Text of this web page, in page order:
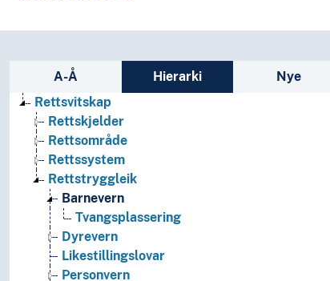
Sidefelt: navigér i
A-Å Hierarki
Nye
Rettsvitskap
Rettskjelder
Rettsområde
Rettssystem
Rettstryggleik
Barnevern
Tvangsplassering
Dyrevern
Likestillingslovar
Personvern